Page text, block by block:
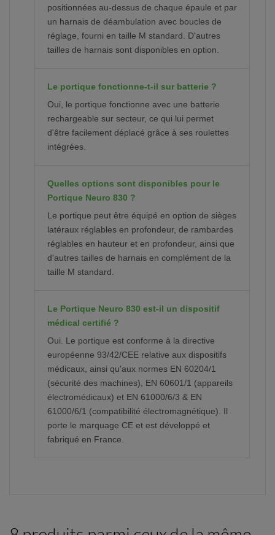
positionnées au-dessus de chaque épaule et par
un harnais de déambulation avec boucles de
réglage, fourni en taille M standard. D'autres
tailles de harnais sont disponibles en option.
Le portique fonctionne-t-il sur batterie ?
Oui, le portique fonctionne avec une batterie
rechargeable sur secteur, ce qui lui permet
d'être facilement déplacé grâce à ses roulettes
intégrées.
Quelles options sont disponibles pour le
Portique Neuro 830 ?
Le portique peut être équipé en option de sièges
latéraux réglables en profondeur, de rambardes
réglables en hauteur et en profondeur, ainsi que
d'autres tailles de harnais en complément de la
taille M standard.
Le Portique Neuro 830 est-il un dispositif
médical certifié ?
Oui. Le portique est conforme à la directive
européenne 93/42/CEE relative aux dispositifs
médicaux, ainsi qu'aux normes EN 60204/1
(sécurité des machines), EN 60601/1 (appareils
électromédicaux) et EN 61000/6/3 & EN
61000/6/1 (compatibilité électromagnétique). Il
porte le marquage CE et est développé et
fabriqué en France.